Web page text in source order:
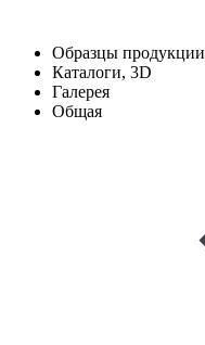
Образцы продукции
Каталоги, 3D
Галерея
Общая